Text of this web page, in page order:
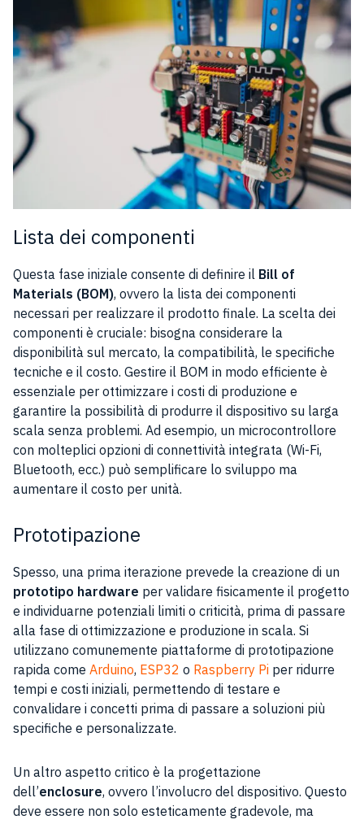
Lista dei componenti
Questa fase iniziale consente di definire il Bill of
Materials (BOM), ovvero la lista dei componenti
necessari per realizzare il prodotto finale. La scelta dei
componenti è cruciale: bisogna considerare la
disponibilità sul mercato, la compatibilità, le specifiche
tecniche e il costo. Gestire il BOM in modo efficiente è
essenziale per ottimizzare i costi di produzione e
garantire la possibilità di produrre il dispositivo su larga
scala senza problemi. Ad esempio, un microcontrollore
con molteplici opzioni di connettività integrata (Wi-Fi,
Bluetooth, ecc.) può semplificare lo sviluppo ma
aumentare il costo per unità.
Prototipazione
Spesso, una prima iterazione prevede la creazione di un
prototipo hardware per validare fisicamente il progetto
e individuarne potenziali limiti o criticità, prima di passare
alla fase di ottimizzazione e produzione in scala. Si
utilizzano comunemente piattaforme di prototipazione
rapida come Arduino, ESP32 o Raspberry Pi per ridurre
tempi e costi iniziali, permettendo di testare e
convalidare i concetti prima di passare a soluzioni più
specifiche e personalizzate.
Un altro aspetto critico è la progettazione
dell’enclosure, ovvero l’involucro del dispositivo. Questo
deve essere non solo esteticamente gradevole, ma